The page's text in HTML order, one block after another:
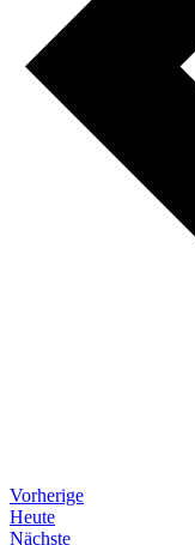
VorherigeVeranstaltungen
Heute
NächsteVeranstaltungen